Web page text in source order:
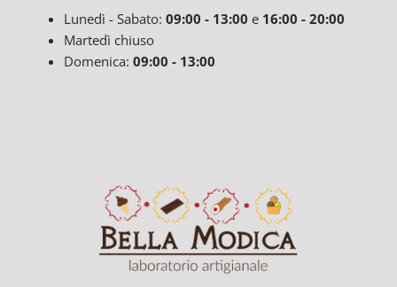
Lunedì - Sabato: 09:00 - 13:00 e 16:00 - 20:00
Martedì chiuso
Domenica: 09:00 - 13:00